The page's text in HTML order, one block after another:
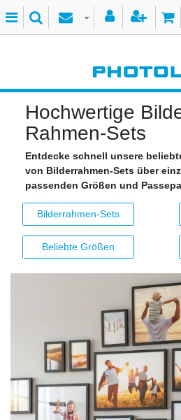
Hochwertige
Rahmen-Sets
Entdecke schnell unsere
von Bilderrahmen-Sets über
passenden Größen und
Bilderrahmen-Sets
Beliebte Größen